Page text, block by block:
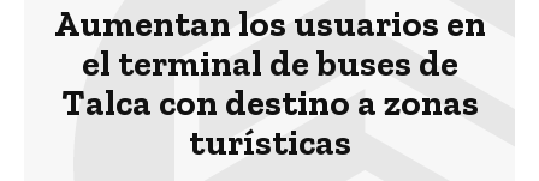
Aumentan los usuarios en
el terminal de buses de
Talca con destino a zonas
turísticas